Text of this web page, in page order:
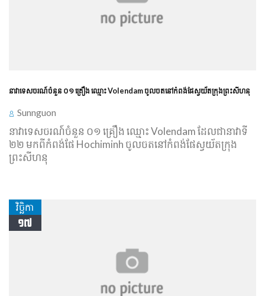
នាវាទេសចរណ៍ចំនួន ០១ គ្រឿង ឈ្មោះ Volendam ចូលចតនៅកំពង់ផែស្វយ័តក្រុងព្រះសីហនុ
Sunnguon
នាវាទេសចរណ៍ចំនួន ០១ គ្រឿង ឈ្មោះ Volendam ដែលជានាវាទី
២២ មកពីកំពង់ផែ Hochiminh ចូលចតនៅកំពង់ផែស្វយ័តក្រុង
ព្រះសីហនុ
វិច្ឆិកា
១៧